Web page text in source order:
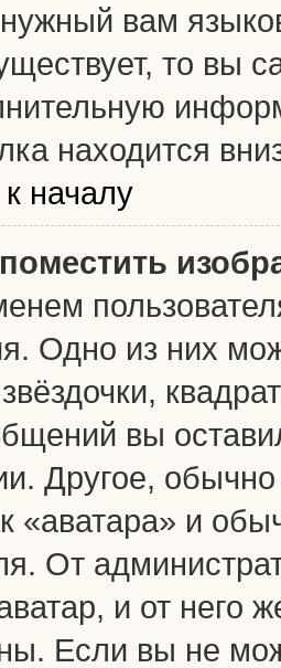
вам
то вы
находится
началу
Одно из них
вы
Другое,
«аватара» и
От
и от него
Если вы не